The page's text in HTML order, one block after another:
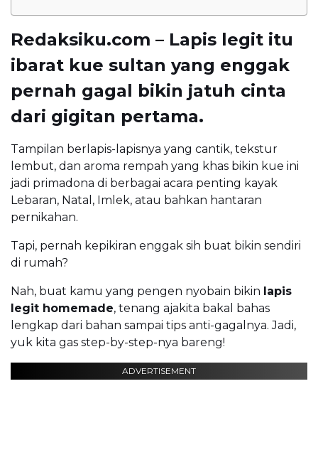
Redaksiku.com – Lapis legit itu
ibarat kue sultan yang enggak
pernah gagal bikin jatuh cinta
dari gigitan pertama.
Tampilan berlapis-lapisnya yang cantik, tekstur
lembut, dan aroma rempah yang khas bikin kue ini
jadi primadona di berbagai acara penting kayak
Lebaran, Natal, Imlek, atau bahkan hantaran
pernikahan.
Tapi, pernah kepikiran enggak sih buat bikin sendiri
di rumah?
Nah, buat kamu yang pengen nyobain bikin lapis
legit homemade, tenang ajakita bakal bahas
lengkap dari bahan sampai tips anti-gagalnya. Jadi,
yuk kita gas step-by-step-nya bareng!
ADVERTISEMENT